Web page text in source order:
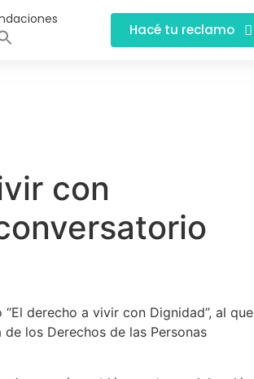
Hacé tu reclamo
con
derecho a vivir con Dignidad”, al que
los Derechos de las Personas